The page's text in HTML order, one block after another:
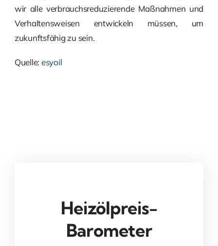
wir alle verbrauchsreduzierende Maßnahmen und
Verhaltensweisen entwickeln müssen, um
zukunftsfähig zu sein.
Quelle: esyoil
Heizölpreis-
Barometer